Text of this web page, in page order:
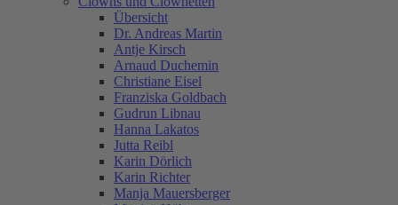
Übersicht
Dr. Andreas Martin
Antje Kirsch
Arnaud Duchemin
Christiane Eisel
Franziska Goldbach
Gudrun Libnau
Hanna Lakatos
Jutta Reibl
Karin Dörlich
Karin Richter
Manja Mauersberger